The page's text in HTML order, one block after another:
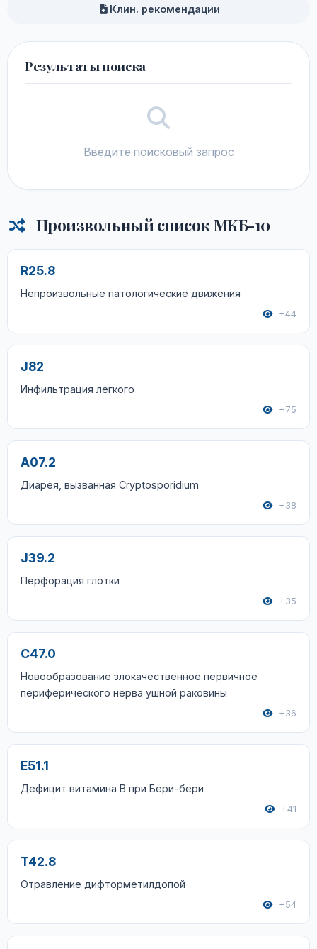
Клин. рекомендации
Результаты поиска
Введите поисковый запрос
Произвольный список МКБ-10
R25.8
Непроизвольные патологические движения
+44
J82
Инфильтрация легкого
+75
A07.2
Диарея, вызванная Cryptosporidium
+38
J39.2
Перфорация глотки
+35
C47.0
Новообразование злокачественное первичное
периферического нерва ушной раковины
+36
E51.1
Дефицит витамина В при Бери-бери
+41
T42.8
Отравление дифторметилдопой
+54